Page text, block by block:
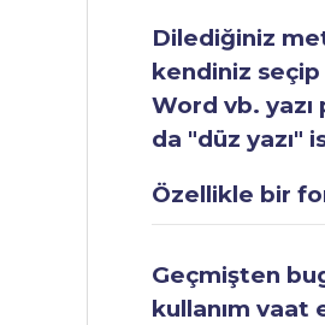
Dilediğiniz
kendiniz seçip
Word vb.
da "düz yazı"
Özellikle bir
Geçmişten
kullanım vaat